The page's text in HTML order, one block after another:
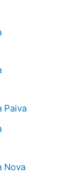
Paiva
Nova